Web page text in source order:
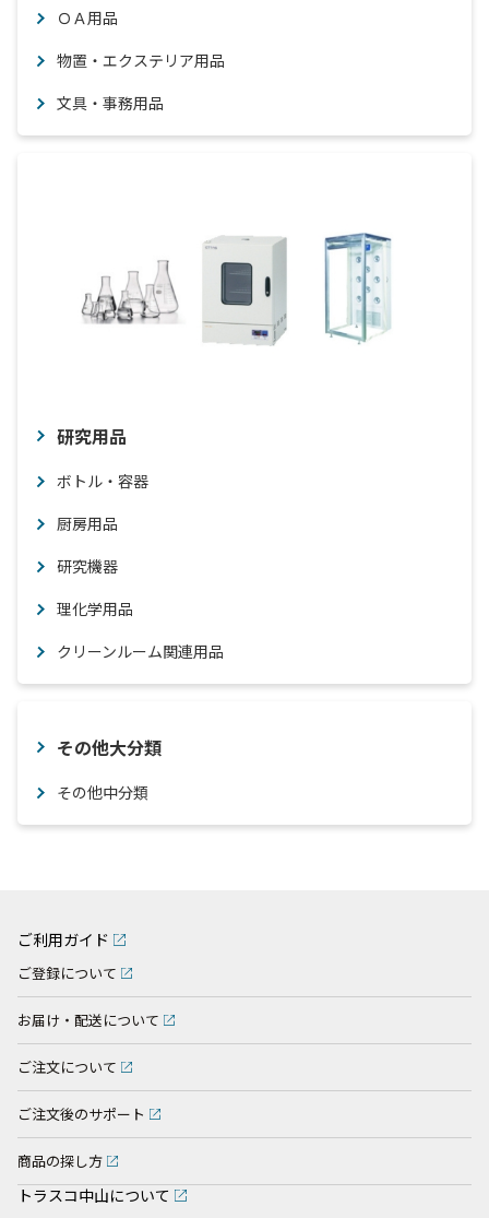
ＯＡ用品
物置・エクステリア用品
文具・事務用品
研究用品
ボトル・容器
厨房用品
研究機器
理化学用品
クリーンルーム関連用品
その他大分類
その他中分類
ご利用ガイド
ご登録について
お届け・配送について
ご注文について
ご注文後のサポート
商品の探し方
トラスコ中山について